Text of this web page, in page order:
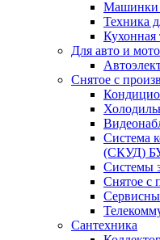
Машинки
Техника
Кухонная
Для авто и мото
Снятое с
Система
(СКУД)
Системы
Снятое с
Сантехника